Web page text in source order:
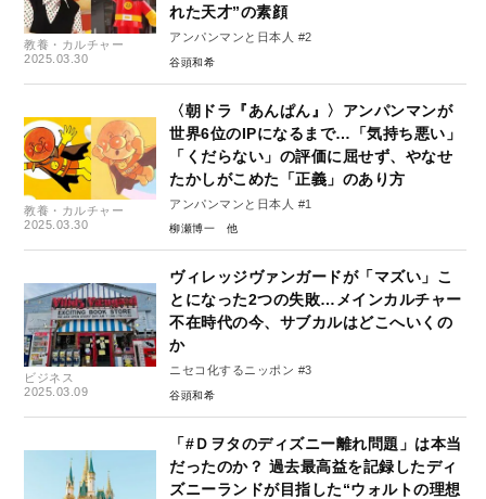
教養・カルチャー
2025.03.30
れた天才”の素顔
アンパンマンと日本人 #2
谷頭和希
教養・カルチャー
2025.03.30
〈朝ドラ『あんぱん』〉アンパンマンが
世界6位のIPになるまで…「気持ち悪い」
「くだらない」の評価に屈せず、やなせ
たかしがこめた「正義」のあり方
アンパンマンと日本人 #1
柳瀬博一
ビジネス
2025.03.09
ヴィレッジヴァンガードが「マズい」こ
とになった2つの失敗…メインカルチャー
不在時代の今、サブカルはどこへいくの
か
ニセコ化するニッポン #3
谷頭和希
「#Ｄヲタのディズニー離れ問題」は本当
だったのか？ 過去最高益を記録したディ
ズニーランドが目指した“ウォルトの理想